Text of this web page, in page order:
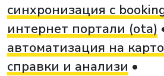
синхронизация с
интернет портали (ota)
автоматизация на
справки и анализи